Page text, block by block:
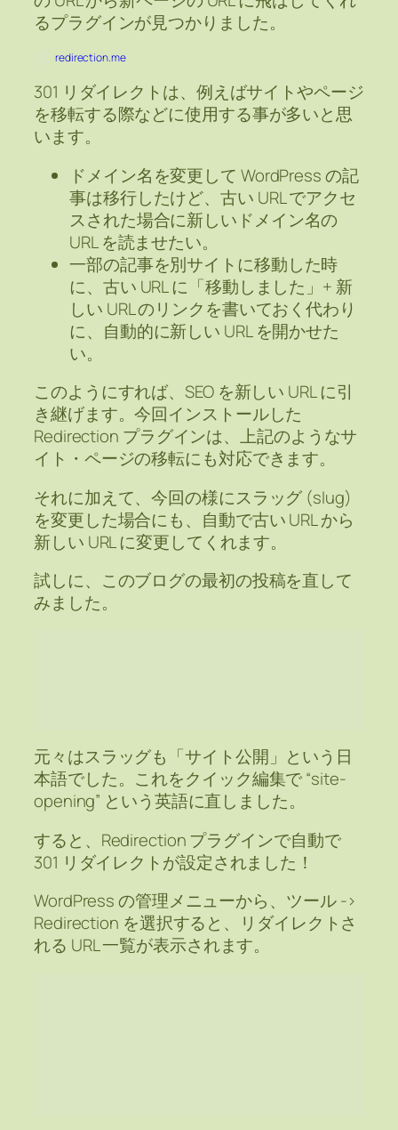
るプラグインが見つかりました。
redirection.me
301 リダイレクトは、例えばサイトやページ
を移転する際などに使用する事が多いと思
います。
ドメイン名を変更して WordPress の記
事は移行したけど、古い URL でアクセ
スされた場合に新しいドメイン名の
URL を読ませたい。
一部の記事を別サイトに移動した時
に、古い URL に「移動しました」+ 新
しい URL のリンクを書いておく代わり
に、自動的に新しい URL を開かせた
い。
このようにすれば、SEO を新しい URL に引
き継げます。今回インストールした
Redirection プラグインは、上記のようなサ
イト・ページの移転にも対応できます。
それに加えて、今回の様にスラッグ (slug)
を変更した場合にも、自動で古い URL から
新しい URL に変更してくれます。
試しに、このブログの最初の投稿を直して
みました。
元々はスラッグも「サイト公開」という日
本語でした。これをクイック編集で “site-
opening” という英語に直しました。
すると、Redirection プラグインで自動で
301 リダイレクトが設定されました！
WordPress の管理メニューから、ツール ->
Redirection を選択すると、リダイレクトさ
れる URL 一覧が表示されます。